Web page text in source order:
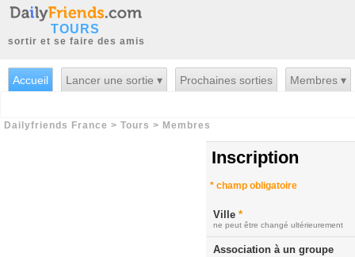
TOURS
sortir et se faire des amis
Accueil Lancer une sortie ▾ Prochaines sorties Membres ▾
Dailyfriends France > Tours > Membres
Inscription
* champ obligatoire
Ville *
ne peut être changé ultérieurement
Association à un groupe